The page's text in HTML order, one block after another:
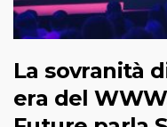
La sovranità
era del